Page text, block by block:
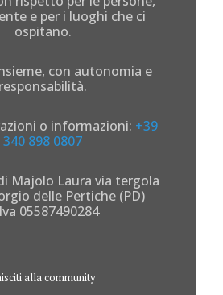
e per i luoghi che ci
ospitano.
con autonomia e
responsabilità.
o informazioni: +39
340 898 0807
Majolo Laura via tergola
delle Pertiche (PD)
05587490284
alla community